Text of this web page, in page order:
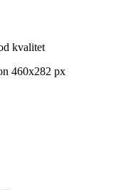
kvalitet
460x282 px